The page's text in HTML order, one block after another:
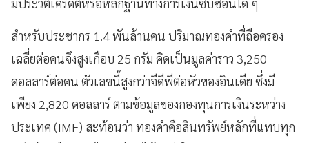
สำหรับประชากร 1.4 พันล้านคน ปริมาณทองคำที่ถือครอง
เฉลี่ยต่อคนจึงสูงเกือบ 25 กรัม คิดเป็นมูลค่าราว 3,250
ดอลลาร์ต่อคน ตัวเลขนี้สูงกว่าจีดีพีต่อหัวของอินเดีย ซึ่งมี
เพียง 2,820 ดอลลาร์ ตามข้อมูลของกองทุนการเงินระหว่าง
ประเทศ (IMF) สะท้อนว่า ทองคำคือสินทรัพย์หลักที่แทบทุก